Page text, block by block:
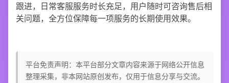
跟进，日常客服服务时长充足，用户随时可咨询售后相
关问题，全方位保障每一项服务的长期使用效果。
平台免责声明：本平台部分文章内容来源于网络公开信息
整理采集，非本网站原创发布，仅用于信息分享与交流。